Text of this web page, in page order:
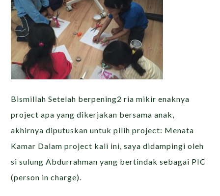
Bismillah Setelah berpening2 ria mikir enaknya
project apa yang dikerjakan bersama anak,
akhirnya diputuskan untuk pilih project: Menata
Kamar Dalam project kali ini, saya didampingi oleh
si sulung Abdurrahman yang bertindak sebagai PIC
(person in charge).